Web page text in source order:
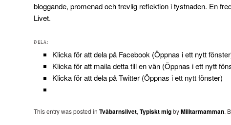
bloggande, promenad och trevlig reflektion i tystnaden. En
Livet.
DELA:
Klicka för att dela på Facebook (Öppnas i ett nytt
Klicka för att maila detta till en vän (Öppnas i ett nytt
Klicka för att dela på Twitter (Öppnas i ett nytt fönster)
This entry was posted in Tvåbarnslivet, Typiskt migbyMilitarmamman.